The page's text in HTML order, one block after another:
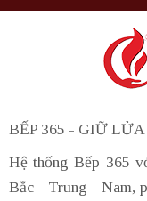
BẾP 365 - GIỮ
Hệ thống Bếp 365
Bắc - Trung - Nam,